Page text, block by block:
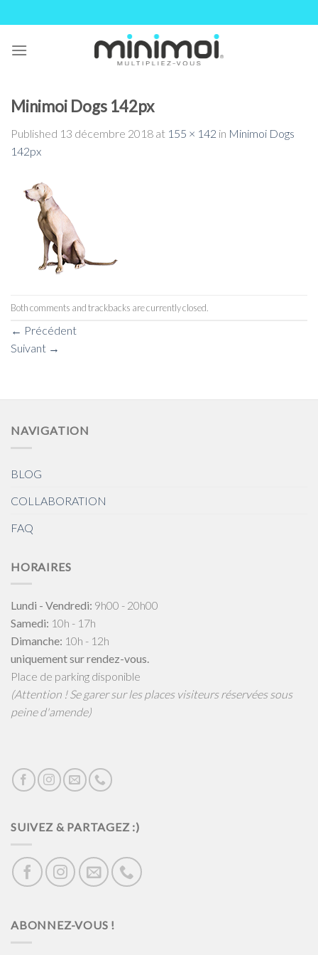
to
content
Minimoi Dogs 142px
Published 13 décembre 2018 at 155 × 142 in Minimoi Dogs
142px
Both comments and trackbacks are currently closed.
← Précédent
Suivant →
NAVIGATION
BLOG
COLLABORATION
FAQ
HORAIRES
Lundi - Vendredi: 9h00 - 20h00
Samedi: 10h - 17h
Dimanche: 10h - 12h
uniquement sur rendez-vous.
Place de parking disponible
(Attention ! Se garer sur les places visiteurs réservées sous
peine d'amende)
SUIVEZ & PARTAGEZ :)
ABONNEZ-VOUS !